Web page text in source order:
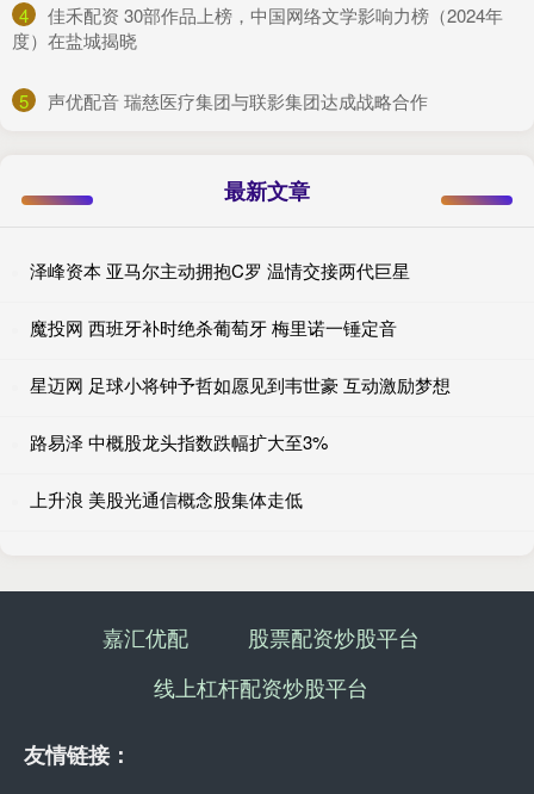
4
​佳禾配资 30部作品上榜，中国网络文学影响力榜（2024年
度）在盐城揭晓
5 ​声优配音 瑞慈医疗集团与联影集团达成战略合作
最新文章
泽峰资本 亚马尔主动拥抱C罗 温情交接两代巨星
魔投网 西班牙补时绝杀葡萄牙 梅里诺一锤定音
星迈网 足球小将钟予哲如愿见到韦世豪 互动激励梦想
路易泽 中概股龙头指数跌幅扩大至3%
上升浪 美股光通信概念股集体走低
嘉汇优配
股票配资炒股平台
线上杠杆配资炒股平台
友情链接：